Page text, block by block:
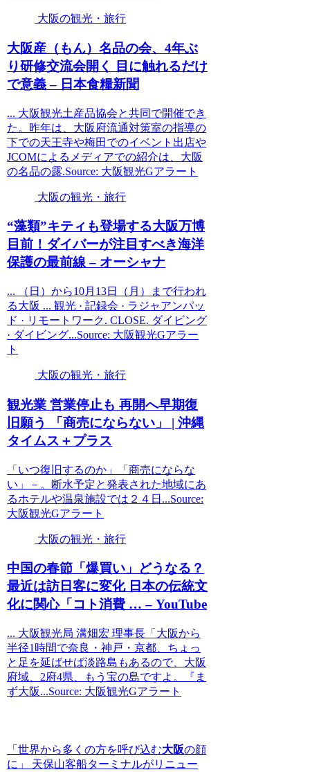
大阪の観光・旅行
大阪産（もん）名品の会、4年ぶ
り研修交流会開く 目に触れるだけ
で意義 – 日本食糧新聞
... 大阪観光土産品協会と共同で開催でき
た。昨年は、大阪府流通対策室の指導の
下での天王寺や梅田でのイベント出店や
JCOMによるメディアでの紹介は、大阪
の名品の露.Source: 大阪観光Gアラート
大阪の観光・旅行
“藻類”キティも登場する大阪万博
目前！ダイバーが注目すべき海洋
保護の最前線 – オーシャナ
... （日）から10月13日（月）まで行われ
る大阪 ... 観光 · 記録会 · ラジャアンパッ
ド · リモートワーク. CLOSE. ダイビング
· ダイビング...Source: 大阪観光Gアラー
ト
大阪の観光・旅行
観光業 営業停止も 再開へ早期復
旧願う 「商売にならない」 | 沖縄
タイムス＋プラス
「いつ復旧するのか」「商売にならな
い」－。断水予定と発表された地域にあ
るホテルや温泉施設では２４日...Source:
大阪観光Gアラート
大阪の観光・旅行
中国の春節「爆買い」どうなる？
最近は訪日客に変化 日本の伝統文
化に関心「コト消費 … – YouTube
... 大阪観光局 溝畑宏 理事長「大阪から
半径1時間で奈良・神戸・京都、ちょっ
と足を延ばせば淡路島もあるので、大阪
府域、2府4県、もう宝の島ですよ。『ま
ず大阪...Source: 大阪観光Gアラート
「世界から多くの方を呼び込む大阪の顔
に」 天保山客船ターミナルがリニュー